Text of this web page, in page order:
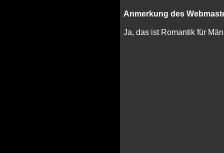
Anmerkung des
Ja, das ist Romantik für